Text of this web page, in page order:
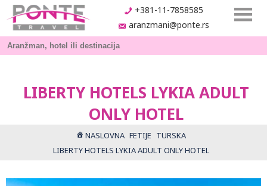
+381-11-7858585
aranzmani@ponte.rs
LIBERTY HOTELS LYKIA ADULT
ONLY HOTEL
NASLOVNA FETIJE TURSKA
LIBERTY HOTELS LYKIA ADULT ONLY HOTEL